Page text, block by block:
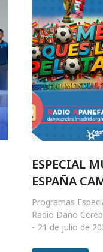
ESPECIAL
ESPAÑA
Programas
Radio Daño
21 de julio de